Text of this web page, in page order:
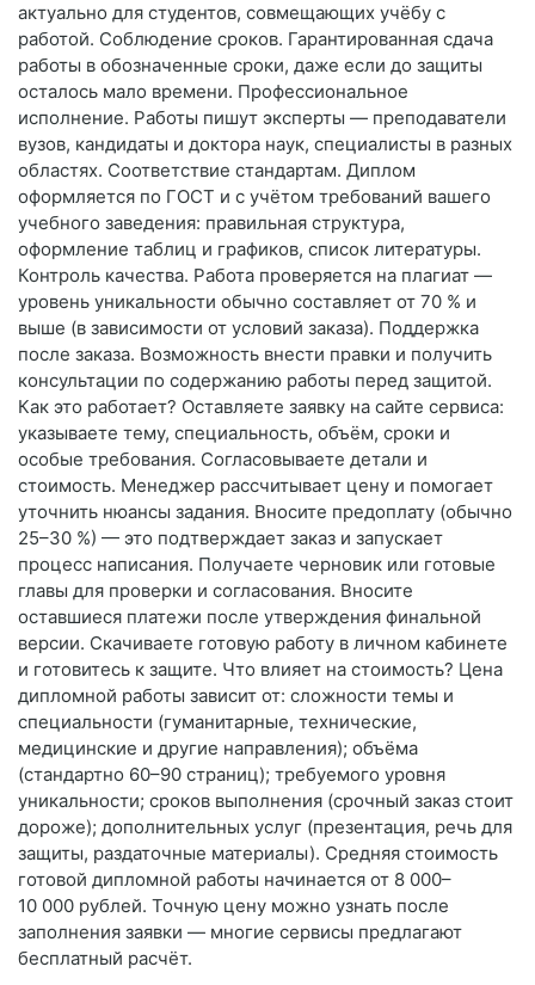
актуально для студентов, совмещающих учёбу с
работой. Соблюдение сроков. Гарантированная сдача
работы в обозначенные сроки, даже если до защиты
осталось мало времени. Профессиональное
исполнение. Работы пишут эксперты — преподаватели
вузов, кандидаты и доктора наук, специалисты в разных
областях. Соответствие стандартам. Диплом
оформляется по ГОСТ и с учётом требований вашего
учебного заведения: правильная структура,
оформление таблиц и графиков, список литературы.
Контроль качества. Работа проверяется на плагиат —
уровень уникальности обычно составляет от 70 % и
выше (в зависимости от условий заказа). Поддержка
после заказа. Возможность внести правки и получить
консультации по содержанию работы перед защитой.
Как это работает? Оставляете заявку на сайте сервиса:
указываете тему, специальность, объём, сроки и
особые требования. Согласовываете детали и
стоимость. Менеджер рассчитывает цену и помогает
уточнить нюансы задания. Вносите предоплату (обычно
25–30 %) — это подтверждает заказ и запускает
процесс написания. Получаете черновик или готовые
главы для проверки и согласования. Вносите
оставшиеся платежи после утверждения финальной
версии. Скачиваете готовую работу в личном кабинете
и готовитесь к защите. Что влияет на стоимость? Цена
дипломной работы зависит от: сложности темы и
специальности (гуманитарные, технические,
медицинские и другие направления); объёма
(стандартно 60–90 страниц); требуемого уровня
уникальности; сроков выполнения (срочный заказ стоит
дороже); дополнительных услуг (презентация, речь для
защиты, раздаточные материалы). Средняя стоимость
готовой дипломной работы начинается от 8 000–
10 000 рублей. Точную цену можно узнать после
заполнения заявки — многие сервисы предлагают
бесплатный расчёт.